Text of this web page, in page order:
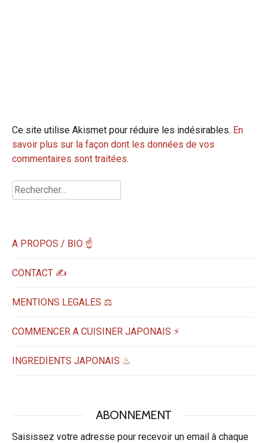
Ce site utilise Akismet pour réduire les indésirables. En
savoir plus sur la façon dont les données de vos
commentaires sont traitées.
Rechercher :
A PROPOS / BIO ☝
CONTACT ✍️
MENTIONS LEGALES ⚖️
COMMENCER A CUISINER JAPONAIS ⚡
INGREDIENTS JAPONAIS ♨
ABONNEMENT
Saisissez votre adresse pour recevoir un email à chaque